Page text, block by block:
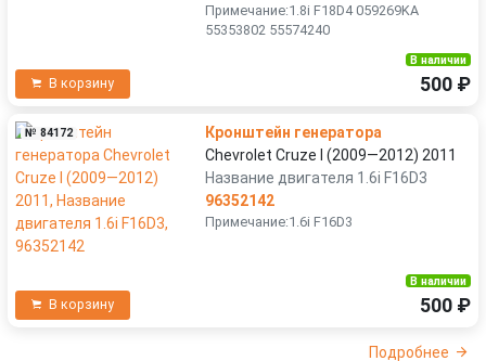
Примечание:1.8i F18D4 059269KA
55353802 55574240
В корзину
В наличии
500 ₽
№ 84172
Кронштейн генератора
Chevrolet Cruze I (2009—2012) 2011
Название двигателя 1.6i F16D3
96352142
Примечание:1.6i F16D3
В корзину
В наличии
500 ₽
Подробнее